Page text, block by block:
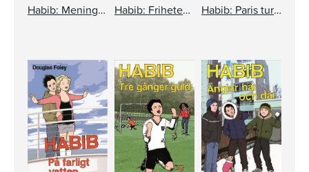
Habib: Meningen med livet Habib: Friheten minus fyra Habib: Paris tur och retur